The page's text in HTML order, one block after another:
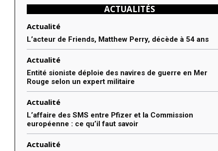
ACTUALITÉS
Actualité
L’acteur de Friends, Matthew Perry, décède à 54 ans
Actualité
Entité sioniste déploie des navires de guerre en Mer
Rouge selon un expert militaire
Actualité
L’affaire des SMS entre Pfizer et la Commission
européenne : ce qu’il faut savoir
Actualité